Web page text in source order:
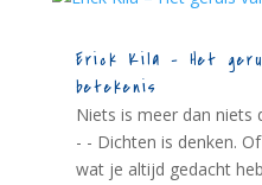
Erick Kila – Het
betekenis
Niets is meer dan niets
- - Dichten is denken.
wat je altijd gedacht